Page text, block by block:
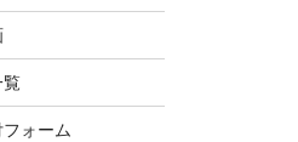
覧
ォーム